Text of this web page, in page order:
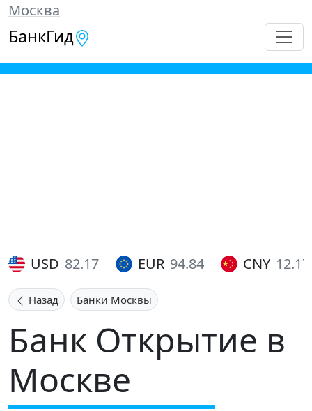
Москва
БанкГид
USD 82.17 EUR 94.84 CNY 12.17
Назад Банки Москвы
Банк Открытие в
Москве